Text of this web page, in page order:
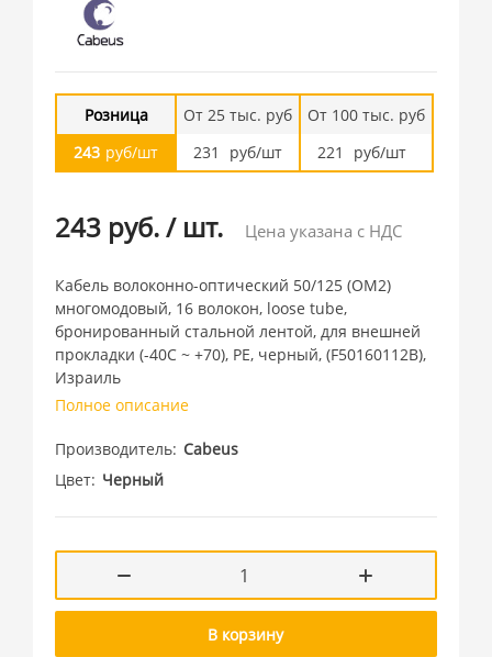
Розница
243 руб/шт
От 25 тыс. руб
231
руб/шт
От 100 тыс. руб
221
руб/шт
243 руб./ шт. Цена указана с НДС
Кабель волоконно-оптический 50/125 (OM2)
многомодовый, 16 волокон, loose tube,
бронированный стальной лентой, для внешней
прокладки (-40C ~ +70), PE, черный, (F50160112B),
Израиль
Полное описание
Производитель Cabeus
Цвет Черный
В корзину